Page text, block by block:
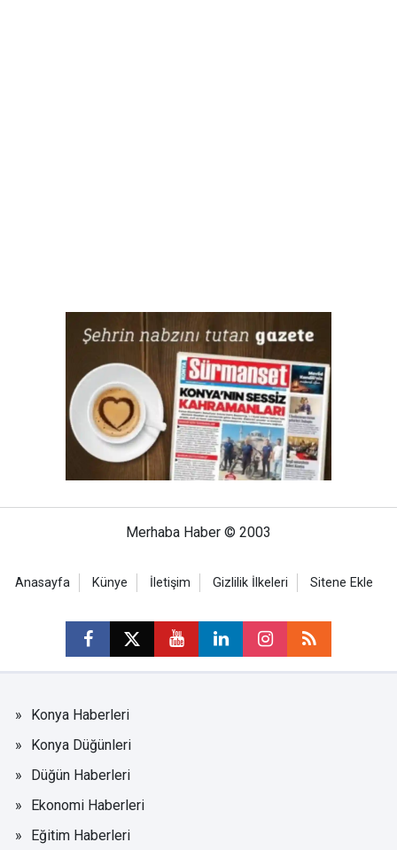
Merhaba Haber © 2003
Anasayfa Künye İletişim Gizlilik İlkeleri Sitene Ekle
Konya Haberleri
Konya Düğünleri
Düğün Haberleri
Ekonomi Haberleri
Eğitim Haberleri